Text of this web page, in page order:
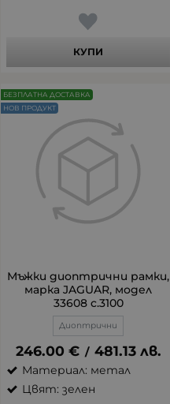
КУПИ
Мъжки диоптрични рамки,
марка JAGUAR, модел
33608 c.3100
Диоптрични
246.00 € / 481.13 лв.
Материал: метал
Цвят: зелен
БЕЗПЛАТНА ДОСТАВКА
НОВ ПРОДУКТ